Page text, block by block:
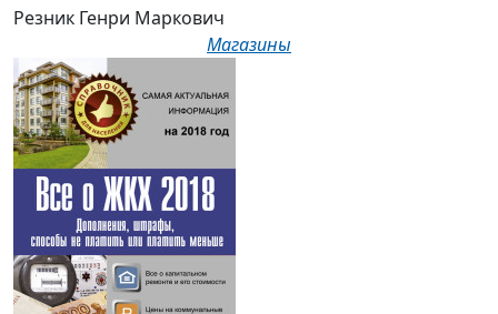
Резник Генри Маркович
Магазины